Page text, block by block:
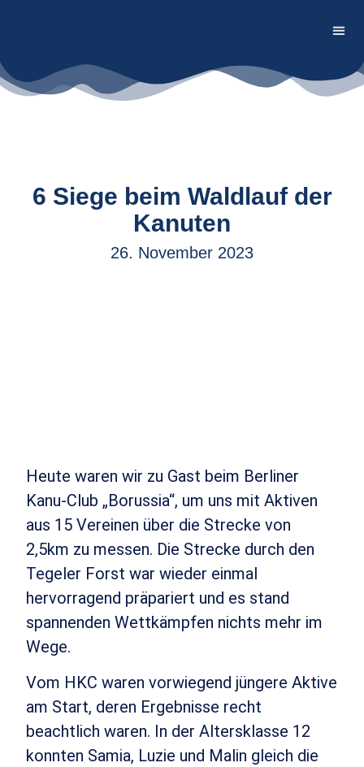
6 Siege beim Waldlauf der
Kanuten
26. November 2023
Heute waren wir zu Gast beim Berliner
Kanu-Club „Borussia“, um uns mit Aktiven
aus 15 Vereinen über die Strecke von
2,5km zu messen. Die Strecke durch den
Tegeler Forst war wieder einmal
hervorragend präpariert und es stand
spannenden Wettkämpfen nichts mehr im
Wege.
Vom HKC waren vorwiegend jüngere Aktive
am Start, deren Ergebnisse recht
beachtlich waren. In der Altersklasse 12
konnten Samia, Luzie und Malin gleich die